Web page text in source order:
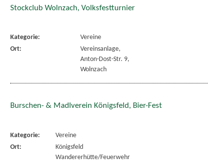
Stockclub Wolnzach, Volksfestturnier
Kategorie:
Vereine
Ort:
Vereinsanlage,
Anton-Dost-Str. 9,
Wolnzach
Burschen- & Madlverein Königsfeld, Bier-Fest
Kategorie:
Vereine
Ort:
Königsfeld
Wandererhütte/Feuerwehr